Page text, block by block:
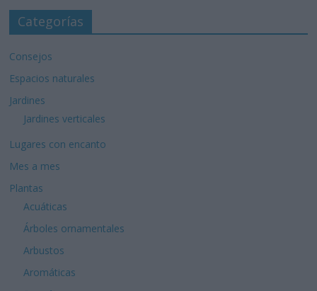
Categorías
Consejos
Espacios naturales
Jardines
Jardines verticales
Lugares con encanto
Mes a mes
Plantas
Acuáticas
Árboles ornamentales
Arbustos
Aromáticas